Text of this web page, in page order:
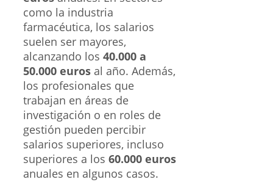
como la industria
farmacéutica, los salarios
suelen ser mayores,
alcanzando los 40.000 a
50.000 euros al año. Además,
los profesionales que
trabajan en áreas de
investigación o en roles de
gestión pueden percibir
salarios superiores, incluso
superiores a los 60.000 euros
anuales en algunos casos.